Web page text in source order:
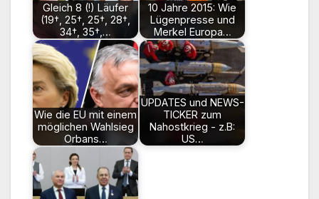
Gleich 8 (!) Läufer
(19†, 25†, 25†, 28†,
34†, 35†,…
10 Jahre 2015: Wie
Lügenpresse und
Merkel Europa…
Wie die EU mit einem
möglichen Wahlsieg
Orbans…
UPDATES und NEWS-
TICKER zum
Nahostkrieg - z.B:
US…